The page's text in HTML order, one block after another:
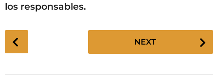
los responsables.
o
NEXT